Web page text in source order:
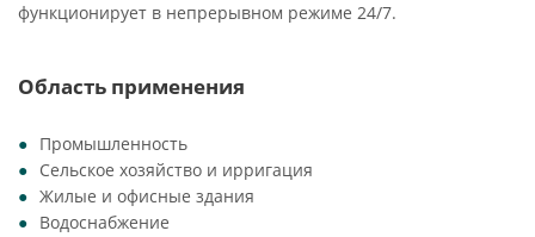
функционирует в непрерывном режиме 24/7.
Область применения
Промышленность
Сельское хозяйство и ирригация
Жилые и офисные здания
Водоснабжение